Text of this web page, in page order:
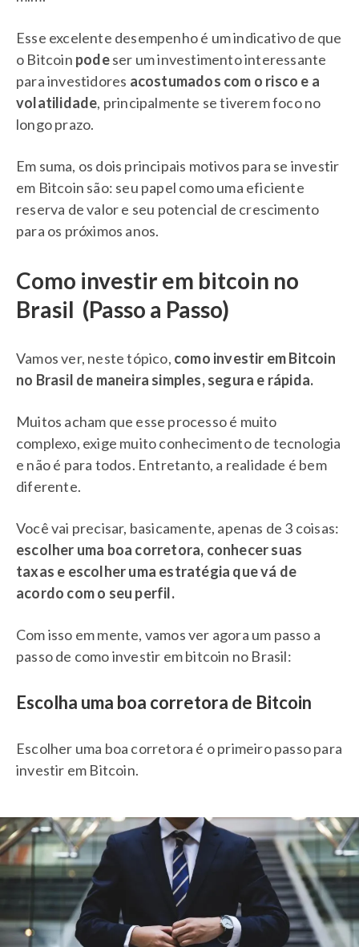
Esse excelente desempenho é um indicativo de que
o Bitcoin podeser um investimento interessante
para investidores acostumados com o risco e a
volatilidade, principalmente se tiverem foco no
longo prazo.
Em suma, os dois principais motivos para se investir
em Bitcoin são: seu papel como uma eficiente
reserva de valor e seu potencial de crescimento
para os próximos anos.
Como investir em bitcoin no
Brasil (Passo a Passo)
Vamos ver, neste tópico, como investir em Bitcoin
no Brasil de maneira simples, segura e rápida.
Muitos acham que esse processo é muito
complexo, exige muito conhecimento de tecnologia
e não é para todos. Entretanto, a realidade é bem
diferente.
Você vai precisar, basicamente, apenas de 3 coisas:
escolher uma boa corretora, conhecer suas
taxas e escolher uma estratégia que vá de
acordo com o seu perfil.
Com isso em mente, vamos ver agora um passo a
passo de como investir em bitcoin no Brasil:
Escolha uma boa corretora de Bitcoin
Escolher uma boa corretora é o primeiro passo para
investir em Bitcoin.